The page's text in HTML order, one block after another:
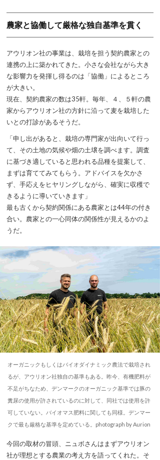
農家と協働して厳格な独自基準を貫く
アウリオン社の事業は、栽培を担う契約農家との
連携の上に築かれてきた。小さな会社ながら大き
な影響力を発揮し得るのは「協働」によるところ
が大きい。
現在、契約農家の数は35軒。毎年、４、５軒の農
家からアウリオン社の方針に沿って麦を栽培した
いとの打診があるそうだ。
「申し出があると、栽培の専門家が出向いて行っ
て、その土地の気候や畑の土壌を調べます。調査
に基づき適していると思われる品種を提案して、
まずは育ててみてもらう。アドバイスを欠かさ
ず、手応えをヒヤリングしながら、確実に収穫で
きるように導いていきます」
最も古くから契約関係にある農家とは44年の付き
合い。農家との一心同体の関係性が見えるかのよ
うだ。
オーガニックもしくはバイオダイナミック農法で栽培され
るが、アウリオン社独自の基準もある。昨今、有機肥料が
不足がちなため、デンマークのオーガニック基準では豚の
糞尿の使用が許されているのに対して、同社では使用を許
可していない。バイオマス肥料に関しても同様。デンマー
クで最も厳格な基準を定めている。photograph by Aurion
今回の取材の冒頭、ニュボさんはまずアウリオン
社が理想とする農業の考え方を語ってくれた。そ